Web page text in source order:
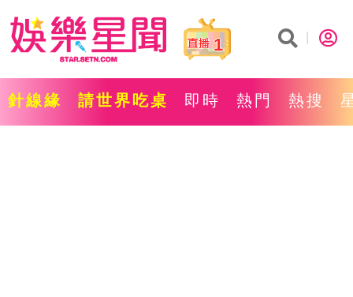
1
針線緣 請世界吃桌 即時 熱門 熱搜